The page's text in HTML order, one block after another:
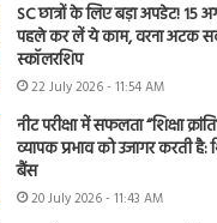
SC छात्रों के लिए बड़ा अपडेट! 15
पहले कर लें ये काम, वरना अटक
स्कॉलरशिप
22 July 2026 - 11:54 AM
नीट परीक्षा में सफलता “शिक्षा
व्यापक प्रभाव को उजागर करती है:
बैंस
20 July 2026 - 11:43 AM